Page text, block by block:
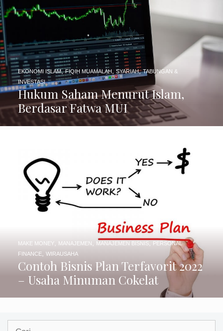
Hukum Saham Menurut Islam,
Berdasar Fatwa MUI
EKONOMI ISLAM,FIQIH MUAMALAH , SYARIAH,TABUNGAN &
INVESTASI
Contoh Bisnis Plan Terfavorit 2022
– Usaha Minuman Cokelat
MAKE MONEY, MANAJEMEN MANAJEMEN BISNIS,
PERSONAL
FINANCE, WIRAUSAHA
Cari